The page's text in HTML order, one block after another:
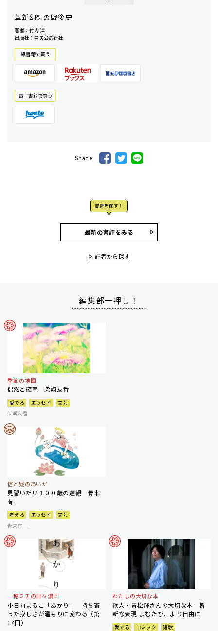
革新幻想の戦後史
著者：竹内 洋
出版社：中央公論新社
紙書籍で買う
電⼦書籍で買う
Share
書評を探す！
最新の書評をみる
評者から探す
編集部一押し！
季節の地図
偶然と確率 柴崎友香
愛でる エッセイ
文芸
柴崎友香
信と疑のあいだ
見習いたい１００歳の達観 青来
有一
考える エッセイ
文芸
青来有一
一穂ミチの日々漫画
小日向まるこ「あかり」 持ち寄
った寂しさが温もりに変わる（第
14回）
わたしの大切な本
歌人・青松輝さんの大切な本 斬
新な表現 よむたび、より自由に
愛でる コミック 短歌